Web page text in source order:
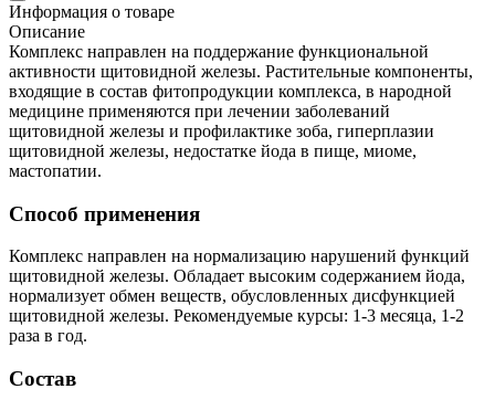
Информация о товаре
Описание
Комплекс направлен на поддержание функциональной
активности щитовидной железы. Растительные компоненты,
входящие в состав фитопродукции комплекса, в народной
медицине применяются при лечении заболеваний
щитовидной железы и профилактике зоба, гиперплазии
щитовидной железы, недостатке йода в пище, миоме,
мастопатии.
Способ применения
Комплекс направлен на нормализацию нарушений функций
щитовидной железы. Обладает высоким содержанием йода,
нормализует обмен веществ, обусловленных дисфункцией
щитовидной железы. Рекомендуемые курсы: 1-3 месяца, 1-2
раза в год.
Состав